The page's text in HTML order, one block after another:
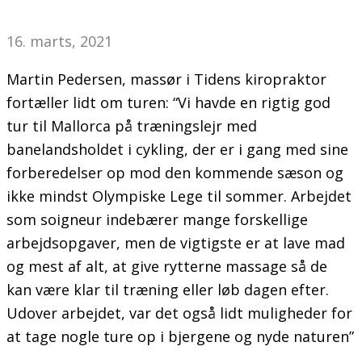
16. marts, 2021
Martin Pedersen, massør i Tidens kiropraktor
fortæller lidt om turen: “Vi havde en rigtig god
tur til Mallorca på træningslejr med
banelandsholdet i cykling, der er i gang med sine
forberedelser op mod den kommende sæson og
ikke mindst Olympiske Lege til sommer. Arbejdet
som soigneur indebærer mange forskellige
arbejdsopgaver, men de vigtigste er at lave mad
og mest af alt, at give rytterne massage så de
kan være klar til træning eller løb dagen efter.
Udover arbejdet, var det også lidt muligheder for
at tage nogle ture op i bjergene og nyde naturen”